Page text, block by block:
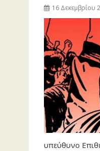
16 Δεκεμβρίου
υπεύθυνο